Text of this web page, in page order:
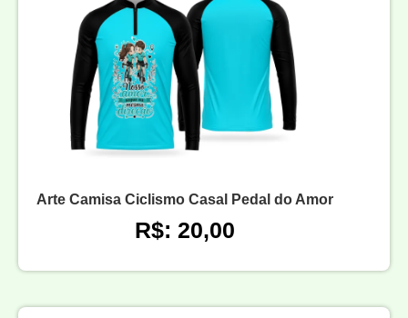
Arte Camisa Ciclismo Casal Pedal do Amor
R$: 20,00